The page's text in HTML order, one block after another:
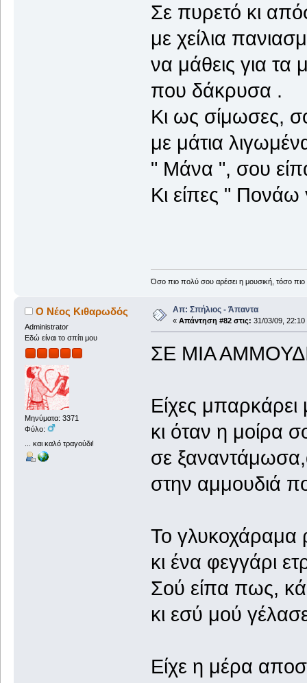
Σε πυρετό κι
με χείλια
να μάθεις για τα
που δάκρυσα .
Κι ως σίμωσες,
με μάτια
" Μάνα ", σου
Κι είπες " Πονάω
Όσο πιο πολύ σου αρέσει η μουσική, τόσο
Ο Νέος Κιθαρωδός
Administrator
Εδώ είναι το σπίτι μου
Μηνύματα: 3371
Φύλο:
... και καλό τραγούδι!
Απ: Σπήλιος - Άπαντα
« Απάντηση #82 στις: 31/03/09, 22:10
ΣΕ ΜΙΑ
Είχες μπαρκάρει
κι όταν η μοίρα
σε
στην αμμουδιά
Το γλυκοχάραμα
κι ένα φεγγάρι
Σού είπα πως,
κι εσύ μού
Είχε η μέρα